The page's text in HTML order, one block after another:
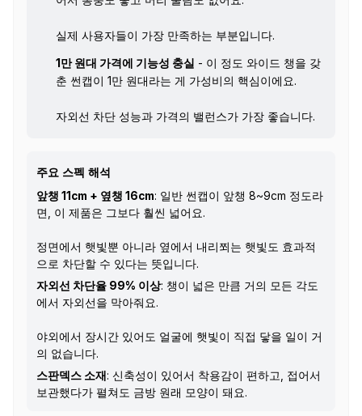
실제 사용자들이 가장 만족하는 부분입니다.
1만 원대 가격에 기능성 충실 - 이 정도 와이드 챙을 갖
춘 썬캡이 1만 원대라는 게 가성비의 핵심이에요.
자외선 차단 성능과 가격의 밸런스가 가장 좋습니다.
주요 스펙 해석
앞챙 11cm + 옆챙 16cm: 일반 썬캡이 앞챙 8~9cm 정도라
면, 이 제품은 그보다 훨씬 넓어요.
정면에서 햇빛뿐 아니라 옆에서 내리쬐는 햇빛도 효과적
으로 차단할 수 있다는 뜻입니다.
자외선 차단율 99% 이상: 챙이 넓은 만큼 거의 모든 각도
에서 자외선을 막아줘요.
야외에서 장시간 있어도 얼굴에 햇빛이 직접 닿을 일이 거
의 없습니다.
스판덱스 소재: 신축성이 있어서 착용감이 편하고, 접어서
보관했다가 펼쳐도 금방 원래 모양이 돼요.